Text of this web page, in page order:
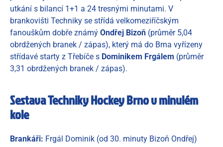
utkání s bilancí 1+1 a 24 tresnými minutami. V
brankovišti Techniky se střídá velkomeziříčským
fanouškům dobře známý Ondřej Bizoň (průměr 5,04
obrdžených branek / zápas), který má do Brna vyřízeny
střídavé starty z Třebíče s Dominikem Frgálem (průměr
3,31 obrdžených branek / zápas).
Sestava Techniky Hockey Brno v minulém
kole
Brankáři: Frgál Dominik (od 30. minuty Bizoň Ondřej)